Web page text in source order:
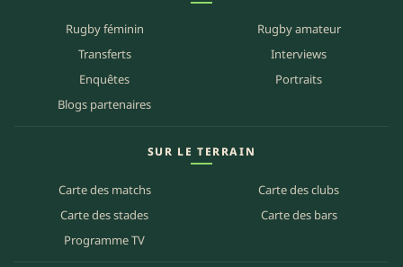
Rugby féminin
Rugby amateur
Transferts
Interviews
Enquêtes
Portraits
Blogs partenaires
SUR LE TERRAIN
Carte des matchs
Carte des clubs
Carte des stades
Carte des bars
Programme TV